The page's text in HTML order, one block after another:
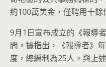
約100萬美金，僅聘用十餘
9月1日宣布成立的《報導
間。據指出，《報導者》
度，總編制為25人。與上